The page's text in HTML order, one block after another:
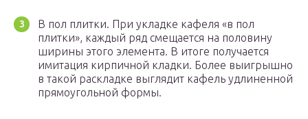
В пол плитки. При укладке кафеля «в пол
плитки», каждый ряд смещается на половину
ширины этого элемента. В итоге получается
имитация кирпичной кладки. Более выигрышно
в такой раскладке выглядит кафель удлиненной
прямоугольной формы.